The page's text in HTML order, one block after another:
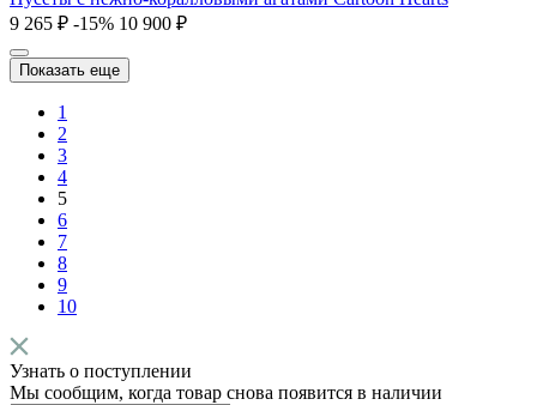
9 265 ₽ -15% 10 900 ₽
Показать еще
1
2
3
4
5
6
7
8
9
10
Узнать о поступлении
Мы сообщим, когда товар снова появится в наличии